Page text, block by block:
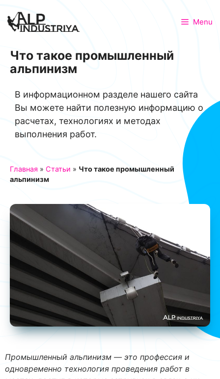
Menu
Что такое промышленный
альпинизм
В информационном разделе нашего сайта
Вы можете найти полезную информацию о
расчетах, технологиях и методах
выполнения работ.
Главная » Статьи » Что такое промышленный
альпинизм
Промышленный альпинизм — это профессия и
одновременно технология проведения работ в